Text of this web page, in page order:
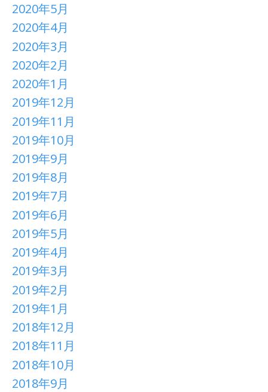
2020年5月
2020年4月
2020年3月
2020年2月
2020年1月
2019年12月
2019年11月
2019年10月
2019年9月
2019年8月
2019年7月
2019年6月
2019年5月
2019年4月
2019年3月
2019年2月
2019年1月
2018年12月
2018年11月
2018年10月
2018年9月